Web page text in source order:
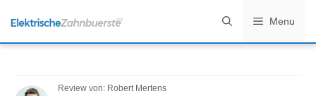
Inhalt
springen
Menu
Review von: Robert Mertens